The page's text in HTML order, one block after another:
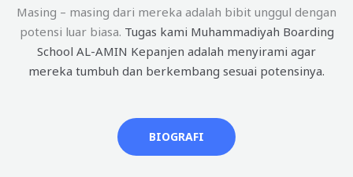
Masing – masing dari mereka adalah bibit unggul dengan
potensi luar biasa. Tugas kami Muhammadiyah Boarding
School AL-AMIN Kepanjen adalah menyirami agar
mereka tumbuh dan berkembang sesuai potensinya.
BIOGRAFI